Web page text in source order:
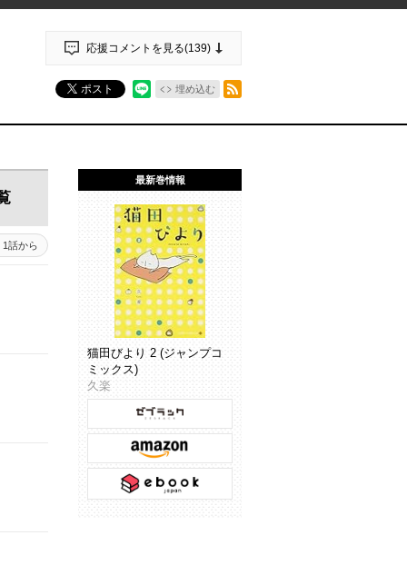
応援コメントを見る(139)
ポスト 埋め込む
- 3744 3643 - 3544
1話から
最新巻情報
猫田びより 2 (ジャンプコ
ミックス)
久楽